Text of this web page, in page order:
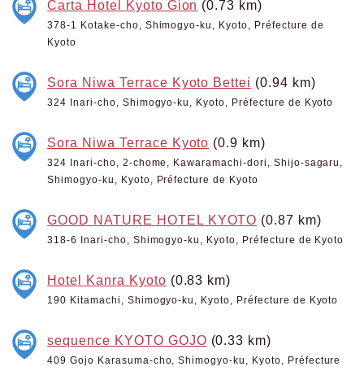
Carta Hotel Kyoto Gion (0.73 km)
378-1 Kotake-cho, Shimogyo-ku, Kyoto, Préfecture de
Kyoto
Sora Niwa Terrace Kyoto Bettei (0.94 km)
324 Inari-cho, Shimogyo-ku, Kyoto, Préfecture de Kyoto
Sora Niwa Terrace Kyoto (0.9 km)
324 Inari-cho, 2-chome, Kawaramachi-dori, Shijo-sagaru,
Shimogyo-ku, Kyoto, Préfecture de Kyoto
GOOD NATURE HOTEL KYOTO (0.87 km)
318-6 Inari-cho, Shimogyo-ku, Kyoto, Préfecture de Kyoto
Hotel Kanra Kyoto (0.83 km)
190 Kitamachi, Shimogyo-ku, Kyoto, Préfecture de Kyoto
sequence KYOTO GOJO (0.33 km)
409 Gojo Karasuma-cho, Shimogyo-ku, Kyoto, Préfecture